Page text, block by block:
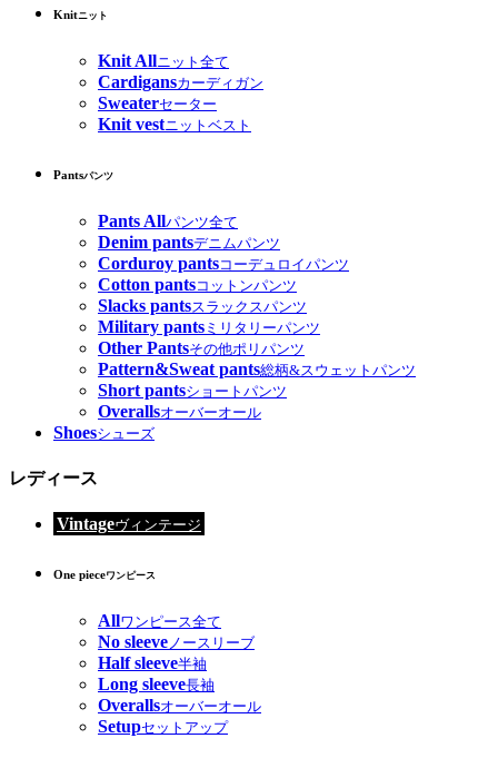
Knitニット
Knit Allニット全て
Cardigansカーディガン
Sweaterセーター
Knit vestニットベスト
Pantsパンツ
Pants Allパンツ全て
Denim pantsデニムパンツ
Corduroy pantsコーデュロイパンツ
Cotton pantsコットンパンツ
Slacks pantsスラックスパンツ
Military pants ミリタリーパンツ
Other Pantsその他ポリパンツ
Pattern&Sweat pants総柄&スウェットパンツ
Short pantsショートパンツ
Overallsオーバーオール
Shoesシューズ
レディース
Vintageヴィンテージ
One pieceワンピース
Allワンピース全て
No sleeveノースリーブ
Half sleeve半袖
Long sleeve長袖
Overallsオーバーオール
Setupセットアップ